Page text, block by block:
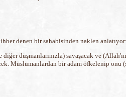
denen bir sahabisinden naklen
düşmanlarınızla) savaşacak ve
Müslümanlardan bir adam öfkelenip onu